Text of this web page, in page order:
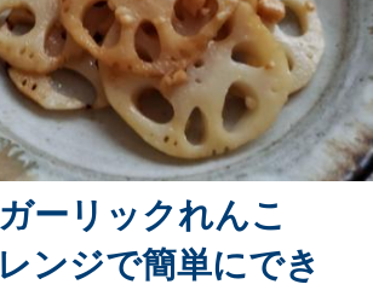
ーリックれんこ
ンジで簡単にでき